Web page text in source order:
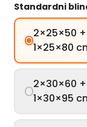
Standardni
2×25×50
1×25×80
2×30×60
1×30×95